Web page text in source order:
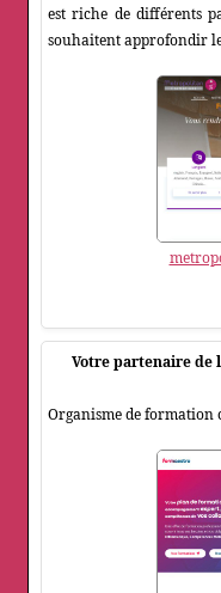
est riche de différents
souhaitent approfondir
Votre partenaire de
Organisme de formation